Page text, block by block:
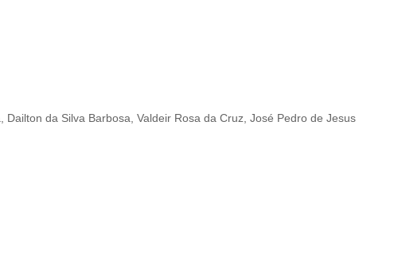
da Silva Barbosa, Valdeir Rosa da Cruz, José Pedro de Jesus